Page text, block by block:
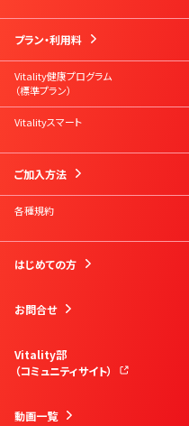
プラン・利用料
Vitality健康プログラム
（標準プラン）
Vitalityスマート
ご加入方法
各種規約
はじめての方
お問合せ
Vitality部
（コミュニティサイト）
動画一覧